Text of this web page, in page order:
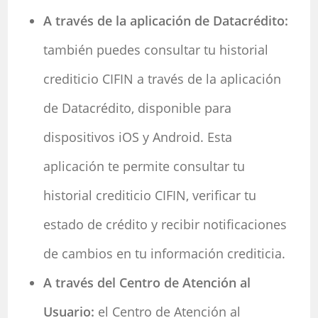
A través de la aplicación de Datacrédito:
también puedes consultar tu historial
crediticio CIFIN a través de la aplicación
de Datacrédito, disponible para
dispositivos iOS y Android. Esta
aplicación te permite consultar tu
historial crediticio CIFIN, verificar tu
estado de crédito y recibir notificaciones
de cambios en tu información crediticia.
A través del Centro de Atención al
Usuario: el Centro de Atención al